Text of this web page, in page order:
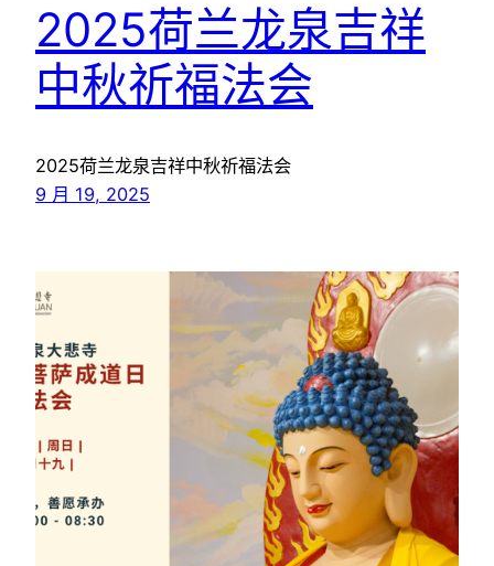
2025荷兰龙泉吉祥
中秋祈福法会
2025荷兰龙泉吉祥中秋祈福法会
9 月 19, 2025